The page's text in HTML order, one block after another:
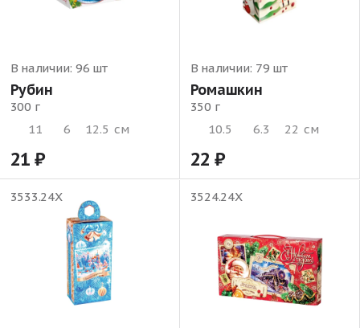
В наличии: 96 шт
Рубин
300 г
11
6 12.5 см
21
В наличии: 79 шт
Ромашкин
350 г
10.5
6.3 22 см
22
3533.24Х 3524.24Х